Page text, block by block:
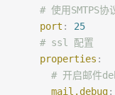
# 使用SMTPS协
    port
:
25
    # ssl 配置
    properties
:
# 开启邮件
      mail.debug
: